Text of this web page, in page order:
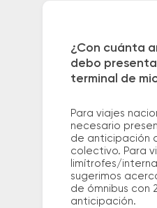
¿Con cuánta
debo
terminal de
Para viajes
necesario
de anticipación
colectivo. Para
limítrofes/
sugerimos
de ómnibus con
anticipación.